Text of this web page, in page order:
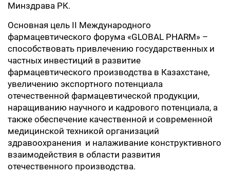
Минздрава РК.
Основная цель II Международного
фармацевтического форума «GLOBAL PHARM» –
способствовать привлечению государственных и
частных инвестиций в развитие
фармацевтического производства в Казахстане,
увеличению экспортного потенциала
отечественной фармацевтической продукции,
наращиванию научного и кадрового потенциала, а
также обеспечение качественной и современной
медицинской техникой организаций
здравоохранения и налаживание конструктивного
взаимодействия в области развития
отечественного производства.